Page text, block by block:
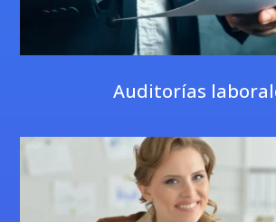
Auditorías